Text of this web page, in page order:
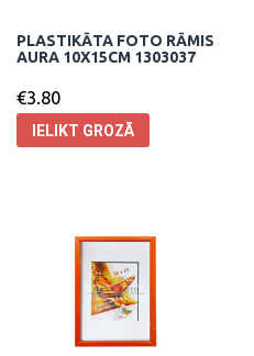
PLASTIKĀTA FOTO RĀMIS
AURA 10X15CM 1303037
€3.80
IELIKT GROZĀ